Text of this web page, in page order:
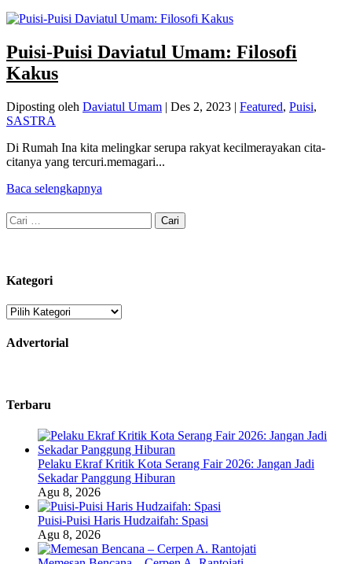
Puisi-Puisi Daviatul Umam: Filosofi
Kakus
Diposting oleh Daviatul Umam | Des 2, 2023 | Featured, Puisi,
SASTRA
Di Rumah Ina kita melingkar serupa rakyat kecilmerayakan cita-
citanya yang tercuri.memagari...
Baca selengkapnya
Cari
untuk:
Kategori
Kategori
Advertorial
Terbaru
Pelaku Ekraf Kritik Kota Serang Fair 2026: Jangan Jadi
Sekadar Panggung Hiburan
Agu 8, 2026
Puisi-Puisi Haris Hudzaifah: Spasi
Agu 8, 2026